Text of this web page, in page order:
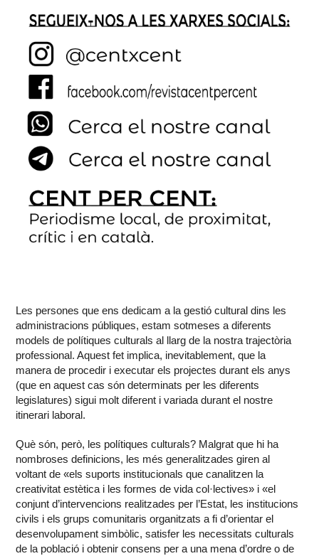
Les persones que ens dedicam a la gestió cultural dins les
administracions públiques, estam sotmeses a diferents
models de polítiques culturals al llarg de la nostra trajectòria
professional. Aquest fet implica, inevitablement, que la
manera de procedir i executar els projectes durant els anys
(que en aquest cas són determinats per les diferents
legislatures) sigui molt diferent i variada durant el nostre
itinerari laboral.
Què són, però, les polítiques culturals? Malgrat que hi ha
nombroses definicions, les més generalitzades giren al
voltant de «els suports institucionals que canalitzen la
creativitat estètica i les formes de vida col·lectives» i «el
conjunt d’intervencions realitzades per l’Estat, les institucions
civils i els grups comunitaris organitzats a fi d’orientar el
desenvolupament simbòlic, satisfer les necessitats culturals
de la població i obtenir consens per a una mena d’ordre o de